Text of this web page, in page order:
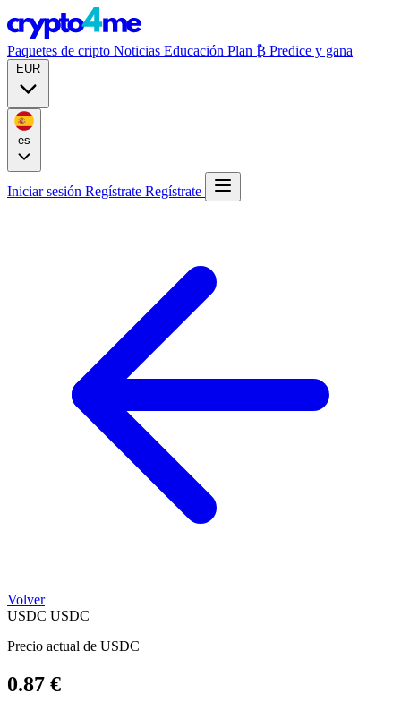
Paquetes de cripto Noticias Educación Plan ₿ Predice y gana
Iniciar sesión Regístrate Regístrate
Volver
USDC USDC
Precio actual de USDC
0.87 €